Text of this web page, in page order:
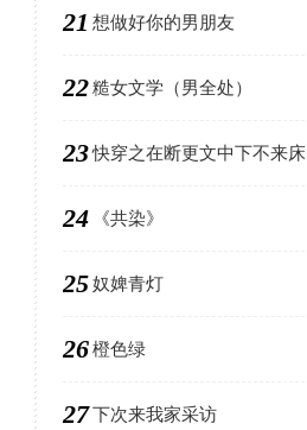
21 想做好你的男朋友
22糙女文学（男全处）
23快穿之在断更文中下不来床
24 《共染》
25奴婢青灯
26橙色绿
27下次来我家采访